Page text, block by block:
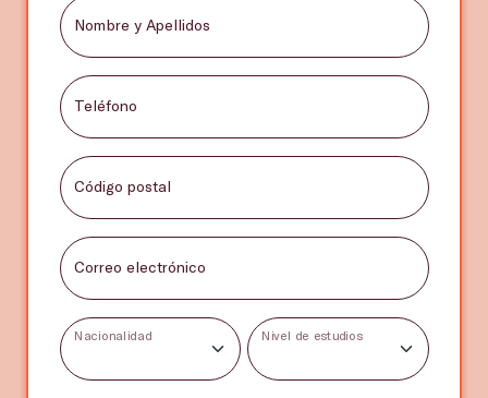
Nombre y Apellidos
Teléfono
Código postal
Correo electrónico
Nacionalidad Nivel de estudios